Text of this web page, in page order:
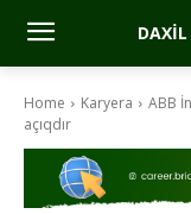
DAXIL
Home Karyera
ABB
açıqdır